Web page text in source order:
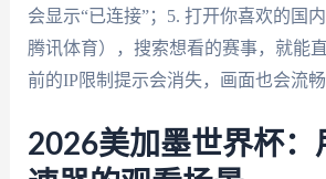
会显示“已连接”；5. 打开你喜欢的国
腾讯体育），搜索想看的赛事，就
前的IP限制提示会消失，画面也会流畅
2026美加墨世界杯：